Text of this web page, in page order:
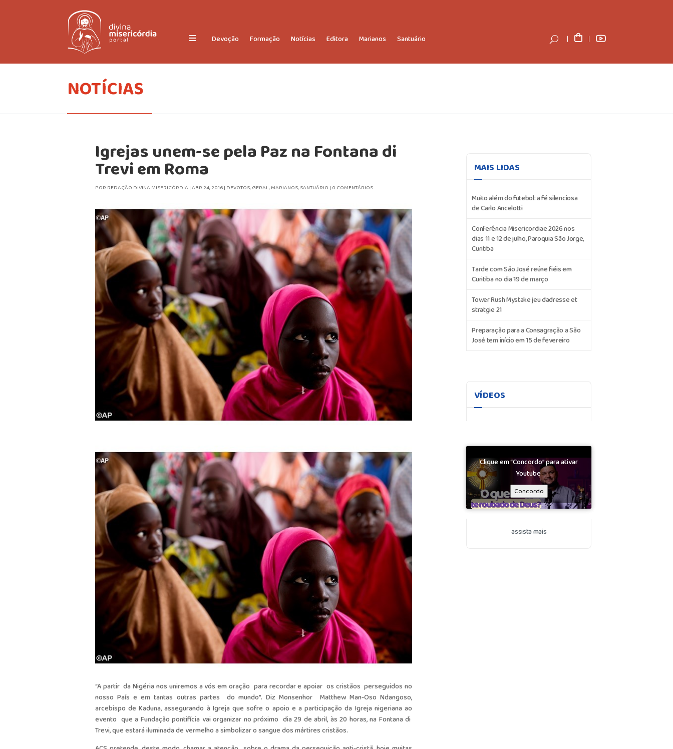
Devoção Formação Notícias Editora Marianos Santuário
NOTÍCIAS
Igrejas unem-se pela Paz na Fontana di
Trevi em Roma
POR REDAÇÃO DIVINA MISERICÓRDIA |ABR 24, 2016| DEVOTOS,GERAL,MARIANOS,SANTUÁRIO | 0 COMENTÁRIOS
“A partir da Nigéria nos uniremos a vós em oração para recordar e apoiar os cristãos perseguidos no
nosso País e em tantas outras partes do mundo”. Diz Monsenhor Matthew Man-Oso Ndangoso,
arcebispo de Kaduna, assegurando à Igreja que sofre o apoio e a participação da Igreja nigeriana ao
evento que a Fundação pontifícia vai organizar no próximo dia 29 de abril, às 20 horas, na Fontana di
Trevi, que estará iluminada de vermelho a simbolizar o sangue dos mártires cristãos.
MAIS LIDAS
Muito além do futebol: a fé silenciosa
de Carlo Ancelotti
Conferência Misericordiae 2026 nos
dias 11 e 12 de julho, Paroquia São Jorge,
Curitiba
Tarde com São José reúne fiéis em
Curitiba no dia 19 de março
Tower Rush Mystake jeu dadresse et
stratgie 21
Preparação para a Consagração a São
José tem início em 15 de fevereiro
VÍDEOS
Clique em “Concordo” para ativar
Youtube
Concordo
assista mais